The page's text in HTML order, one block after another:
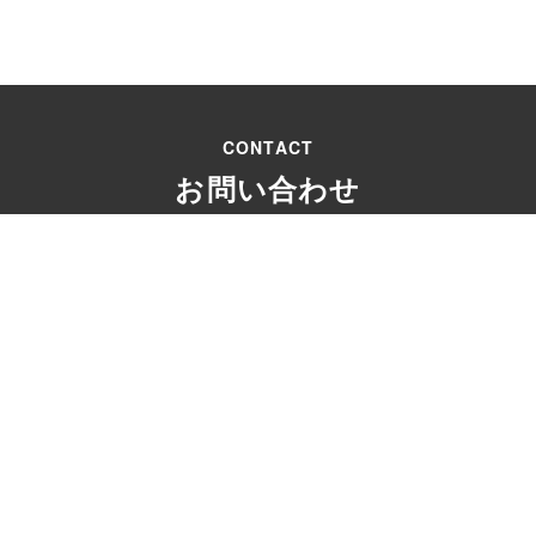
CONTACT
お問い合わせ